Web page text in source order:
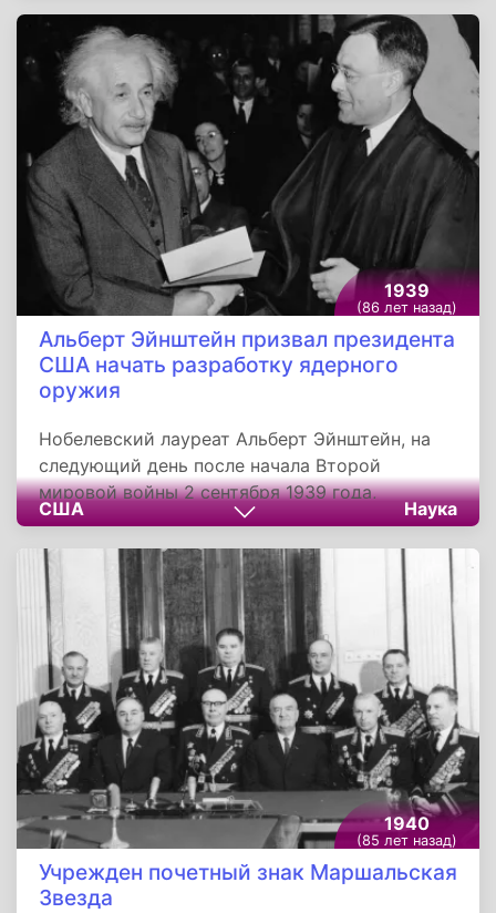
Первым руководителем был назначен Лев
Давидович Троцкий. Реввоенсовет стал
высшим коллегиальным органом военной
власти и политического руководства армий,
фронтов, флотов Вооруженных Сил РСФСР и
СССР в 1918-1934 годах.
1939
(86 лет назад)
Альберт Эйнштейн призвал президента
США начать разработку ядерного
оружия
Нобелевский лауреат Альберт Эйнштейн, на
следующий день после начала Второй
мировой войны 2 сентября 1939 года,
подписал письмо на имя президента США
Франклина Делано Рузвельта, в котором
содержалось предложение начать работы по
созданию ядерного оружия. Послание было
написано группой европейских эмигрантов-
физиков, в числе которых были в том числе и
Лео Сциллард и Эдвард Теллер.
США Наука
1940
(85 лет назад)
Учрежден почетный знак Маршальская
Звезда